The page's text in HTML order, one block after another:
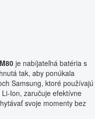
je nabíjateľná batéria s
tak, aby ponúkala
Samsung, ktoré používajú
Ion, zaručuje efektívne
svoje momenty bez